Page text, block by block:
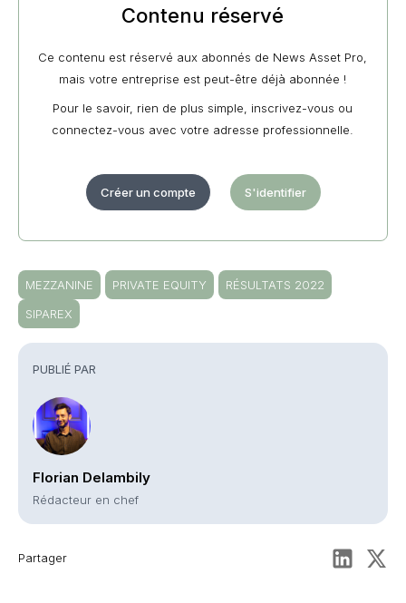
PUBLIÉ PAR
Florian Delambily
Rédacteur en chef
Partager
Contenu réservé
Ce contenu est réservé aux abonnés de News Asset Pro,
mais votre entreprise est peut-être déjà abonnée !
Pour le savoir, rien de plus simple, inscrivez-vous ou
connectez-vous avec votre adresse professionnelle.
Créer un compte S'identifier
MEZZANINE PRIVATE EQUITY
RÉSULTATS 2022
SIPAREX